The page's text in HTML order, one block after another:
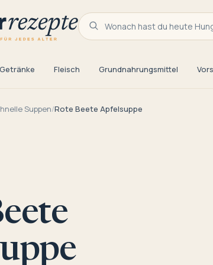
Wonach hast du heute
Getränke Fleisch Grundnahrungsmittel
Suppen/Rote Beete Apfelsuppe